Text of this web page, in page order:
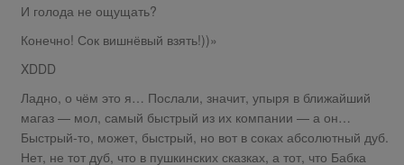
И голода не ощущать?
Конечно! Сок вишнёвый взять!))»
XDDD
Ладно, о чём это я… Послали, значит, упыря в ближайший
магаз — мол, самый быстрый из их компании — а он…
Быстрый-то, может, быстрый, но вот в соках абсолютный дуб.
Нет, не тот дуб, что в пушкинских сказках, а тот, что Бабка